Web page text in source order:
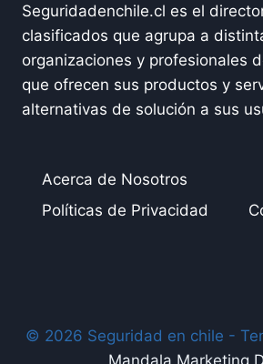
Seguridadenchile.cl es el
clasificados que agrupa a
organizaciones y profesionales
que ofrecen sus productos y
alternativas de solución a sus
Acerca de Nosotros
Políticas de Privacidad
© 2026 Seguridad en chile -
Mandala Marketing